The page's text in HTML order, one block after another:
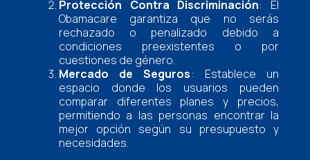
Protección Contra Discriminación: El
Obamacare garantiza que no serás
rechazado o penalizado debido a
condiciones preexistentes o por
cuestiones de género.
Mercado de Seguros: Establece un
espacio donde los usuarios pueden
comparar diferentes planes y precios,
permitiendo a las personas encontrar la
mejor opción según su presupuesto y
necesidades.